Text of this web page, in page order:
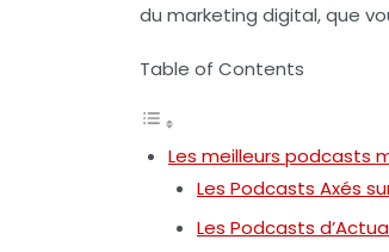
du marketing digital, que
Table of Contents
Les meilleurs podcasts
Les Podcasts Axés
Les Podcasts